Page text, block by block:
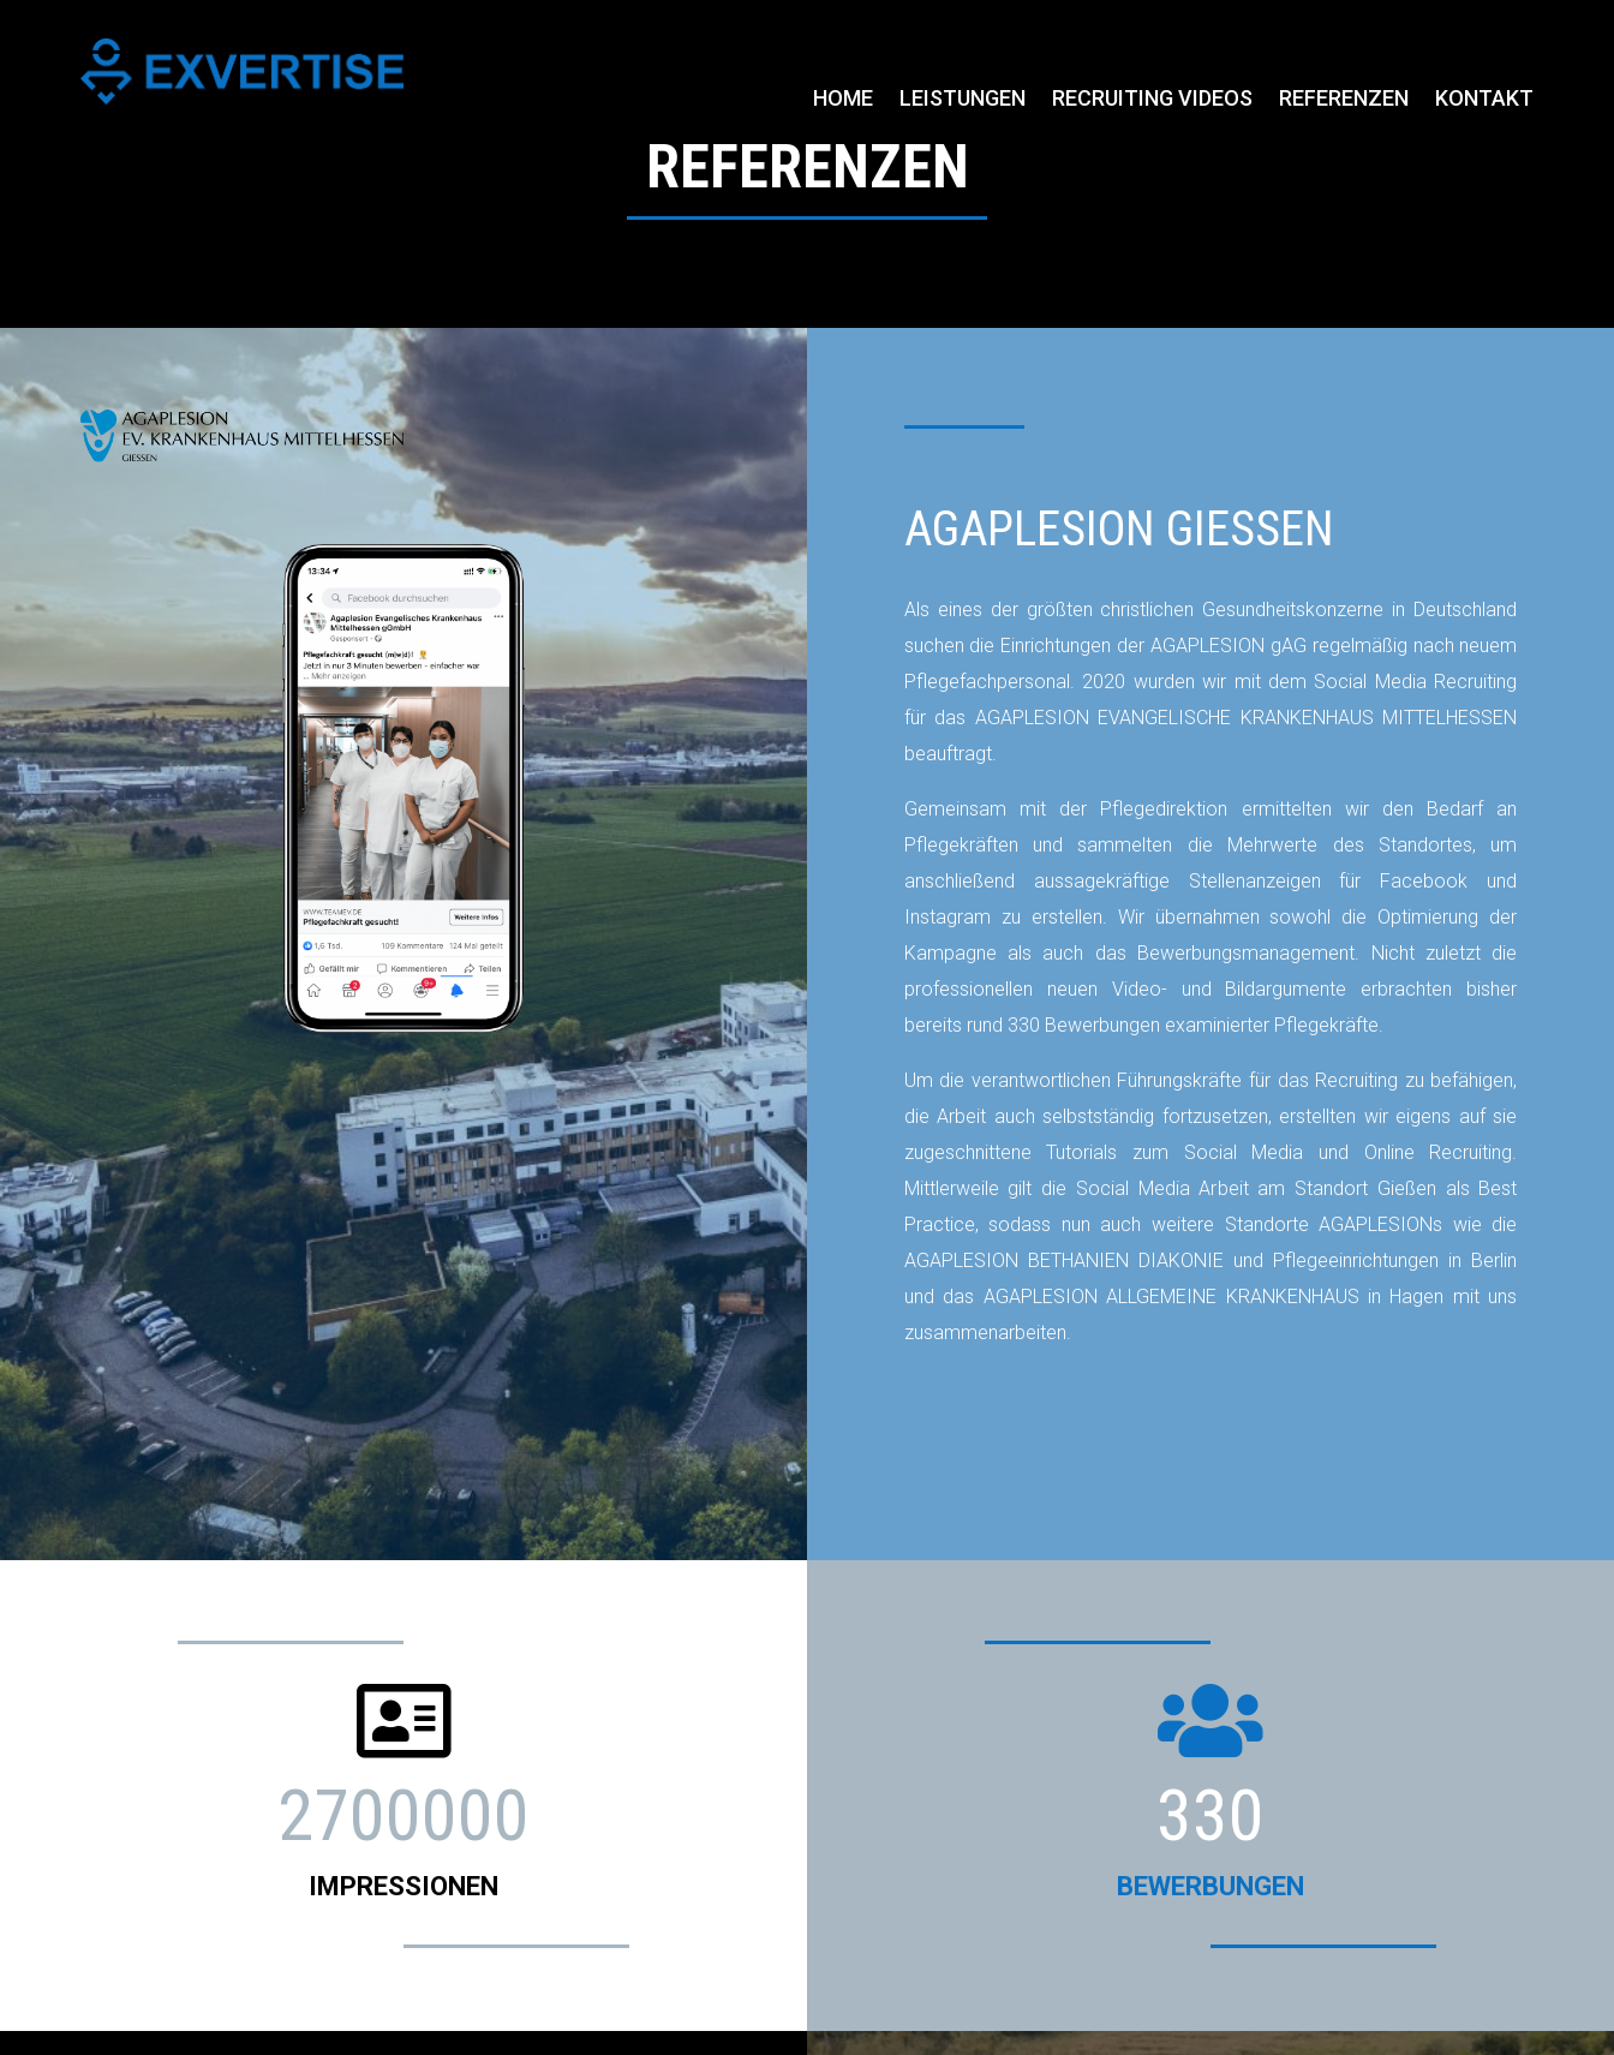
HOME LEISTUNGEN RECRUITING VIDEOS REFERENZEN KONTAKT
REFERENZEN
AGAPLESION GIESSEN
Als eines der größten christlichen Gesundheitskonzerne in Deutschland
suchen die Einrichtungen der AGAPLESION gAG regelmäßig nach neuem
Pflegefachpersonal. 2020 wurden wir mit dem Social Media Recruiting
für das AGAPLESION EVANGELISCHE KRANKENHAUS MITTELHESSEN
beauftragt.
Gemeinsam mit der Pflegedirektion ermittelten wir den Bedarf an
Pflegekräften und sammelten die Mehrwerte des Standortes, um
anschließend aussagekräftige Stellenanzeigen für Facebook und
Instagram zu erstellen. Wir übernahmen sowohl die Optimierung der
Kampagne als auch das Bewerbungsmanagement. Nicht zuletzt die
professionellen neuen Video- und Bildargumente erbrachten bisher
bereits rund 330 Bewerbungen examinierter Pflegekräfte.
Um die verantwortlichen Führungskräfte für das Recruiting zu befähigen,
die Arbeit auch selbstständig fortzusetzen, erstellten wir eigens auf sie
zugeschnittene Tutorials zum Social Media und Online Recruiting.
Mittlerweile gilt die Social Media Arbeit am Standort Gießen als Best
Practice, sodass nun auch weitere Standorte AGAPLESIONs wie die
AGAPLESION BETHANIEN DIAKONIE und Pflegeeinrichtungen in Berlin
und das AGAPLESION ALLGEMEINE KRANKENHAUS in Hagen mit uns
zusammenarbeiten.

2700000
IMPRESSIONEN

330
BEWERBUNGEN